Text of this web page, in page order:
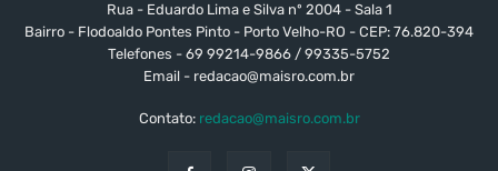
Rua - Eduardo Lima e Silva nº 2004 - Sala 1
Bairro - Flodoaldo Pontes Pinto - Porto Velho-RO - CEP: 76.820-394
Telefones - 69 99214-9866 / 99335-5752
Email - redacao@maisro.com.br
Contato: redacao@maisro.com.br